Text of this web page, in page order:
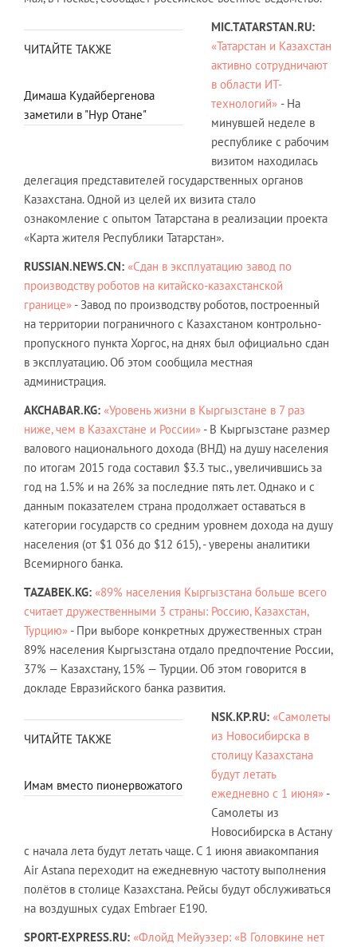
ЧИТАЙТЕ ТАКЖЕ
Димаша Кудайбергенова
заметили в "Нур Отане"
MIC.TATARSTAN.RU:
«Татарстан и Казахстан
активно сотрудничают
в области ИТ-
технологий» - На
минувшей неделе в
республике с рабочим
визитом находилась
делегация представителей государственных органов
Казахстана. Одной из целей их визита стало
ознакомление с опытом Татарстана в реализации проекта
«Карта жителя Республики Татарстан».
RUSSIAN.NEWS.CN: «Сдан в эксплуатацию завод по
производству роботов на китайско-казахстанской
границе» - Завод по производству роботов, построенный
на территории пограничного с Казахстаном контрольно-
пропускного пункта Хоргос, на днях был официально сдан
в эксплуатацию. Об этом сообщила местная
администрация.
AKCHABAR.KG: «Уровень жизни в Кыргызстане в 7 раз
ниже, чем в Казахстане и России» - В Кыргызстане размер
валового национального дохода (ВНД) на душу населения
по итогам 2015 года составил $3.3 тыс., увеличившись за
год на 1.5% и на 26% за последние пять лет. Однако и с
данным показателем страна продолжает оставаться в
категории государств со средним уровнем дохода на душу
населения (от $1 036 до $12 615), - уверены аналитики
Всемирного банка.
TAZABEK.KG: «89% населения Кыргызстана больше всего
считает дружественными 3 страны: Россию, Казахстан,
Турцию» - При выборе конкретных дружественных стран
89% населения Кыргызстана отдало предпочтение России,
37% — Казахстану, 15% — Турции. Об этом говорится в
докладе Евразийского банка развития.
ЧИТАЙТЕ ТАКЖЕ
Имам вместо пионервожатого
NSK.KP.RU: «Самолеты
из Новосибирска в
столицу Казахстана
будут летать
ежедневно с 1 июня» -
Самолеты из
Новосибирска в Астану
с начала лета будут летать чаще. С 1 июня авиакомпания
Air Astana переходит на ежедневную частоту выполнения
полётов в столице Казахстана. Рейсы будут обслуживаться
на воздушных судах Embraer E190.
SPORT-EXPRESS.RU: «Флойд Мейуэзер: «В Головкине нет